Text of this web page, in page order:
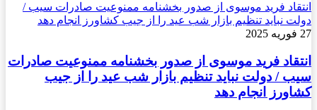
انتقاد فرید موسوی از صدور بخشنامه ممنوعیت صادرات سیب /
دولت نباید تنظیم بازار شب عید را از جیب کشاورز انجام دهد
27 فوریه 2025
انتقاد فرید موسوی از صدور بخشنامه ممنوعیت صادرات
سیب / دولت نباید تنظیم بازار شب عید را از جیب
کشاورز انجام دهد